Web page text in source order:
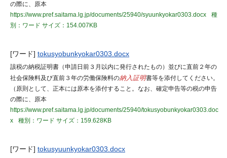
の際に、原本
https://www.pref.saitama.lg.jp/documents/25940/syuunkyokar0303.docx
種
別：ワード サイズ：154.007KB
[ワード] tokusyobunkyokar0303.docx
該税の納税証明書（申請日前３月以内に発行されたもの）並びに直前２年の
社会保険料及び直前３年の労働保険料の納入証明書等を添付してください。
（原則として、正本には原本を添付すること。なお、確定申告等の税の申告
の際に、原本
https://www.pref.saitama.lg.jp/documents/25940/tokusyobunkyokar0303.doc
x
種別：ワード サイズ：159.628KB
[ワード] tokusyuunkyokar0303.docx